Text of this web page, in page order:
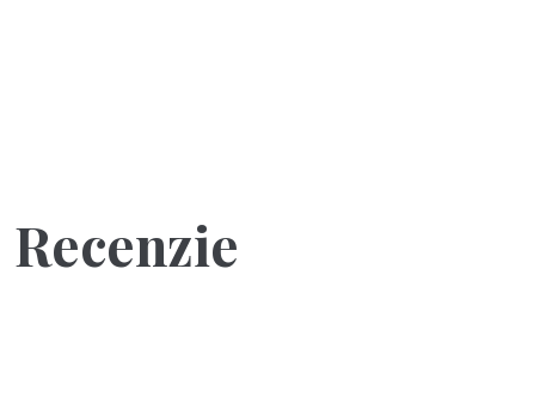
Recenzie